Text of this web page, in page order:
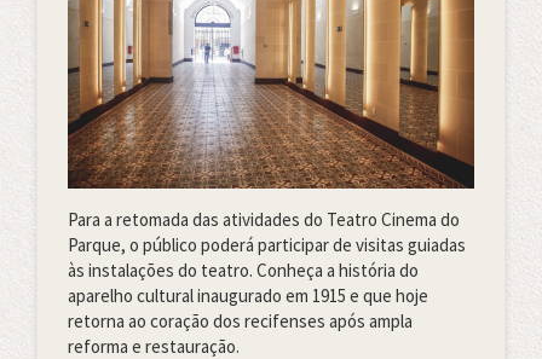
Para a retomada das atividades do Teatro Cinema do
Parque, o público poderá participar de visitas guiadas
às instalações do teatro. Conheça a história do
aparelho cultural inaugurado em 1915 e que hoje
retorna ao coração dos recifenses após ampla
reforma e restauração.